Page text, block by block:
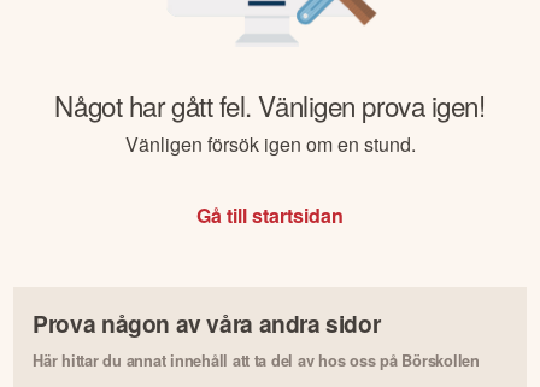
Något har gått fel. Vänligen prova igen!
Vänligen försök igen om en stund.
Gå till startsidan
Prova någon av våra andra sidor
Här hittar du annat innehåll att ta del av hos oss på Börskollen